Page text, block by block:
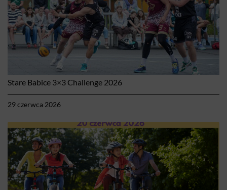
Stare Babice 3×3 Challenge 2026
29 czerwca 2026